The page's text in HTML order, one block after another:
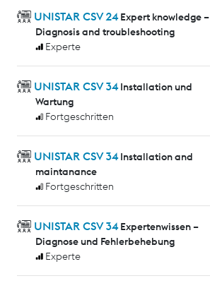
UNISTAR CSV 24 Expert knowledge –
Diagnosis and troubleshooting
Experte
UNISTAR CSV 34 Installation und
Wartung
Fortgeschritten
UNISTAR CSV 34 Installation and
maintanance
Fortgeschritten
UNISTAR CSV 34 Expertenwissen –
Diagnose und Fehlerbehebung
Experte